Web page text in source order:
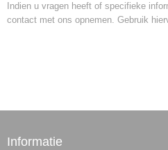
Indien u vragen heeft of specifieke
contact met ons opnemen. Gebruik
Informatie